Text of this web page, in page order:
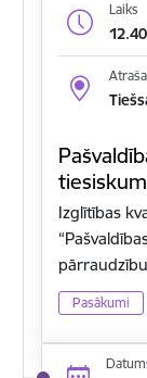
Laiks
Izglītības
Pasākumi